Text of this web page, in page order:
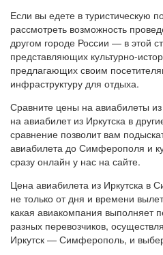
Если вы едете в туристическую
рассмотреть возможность
другом городе России — в этой
представляющих культурно-
предлагающих своим
инфраструктуру для отдыха.
Сравните цены на авиабилеты
на авиабилет из Иркутска в
сравнение позволит вам
авиабилета до Симферополя и
сразу онлайн у нас на сайте.
Цена авиабилета из Иркутска в
не только от дня и времени
какая авиакомпания выполняет
разных перевозчиков,
Иркутск — Симферополь, и